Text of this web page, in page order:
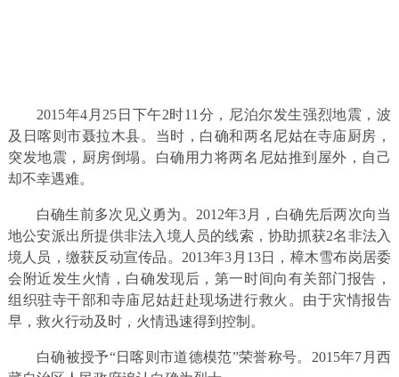
2015年4月25日下午2时11分，尼泊尔发生强烈地震，波
及日喀则市聂拉木县。当时，白确和两名尼姑在寺庙厨房，
突发地震，厨房倒塌。白确用力将两名尼姑推到屋外，自己
却不幸遇难。
白确生前多次见义勇为。2012年3月，白确先后两次向当
地公安派出所提供非法入境人员的线索，协助抓获2名非法入
境人员，缴获反动宣传品。2013年3月13日，樟木雪布岗居委
会附近发生火情，白确发现后，第一时间向有关部门报告，
组织驻寺干部和寺庙尼姑赶赴现场进行救火。由于灾情报告
早，救火行动及时，火情迅速得到控制。
白确被授予“日喀则市道德模范”荣誉称号。2015年7月西